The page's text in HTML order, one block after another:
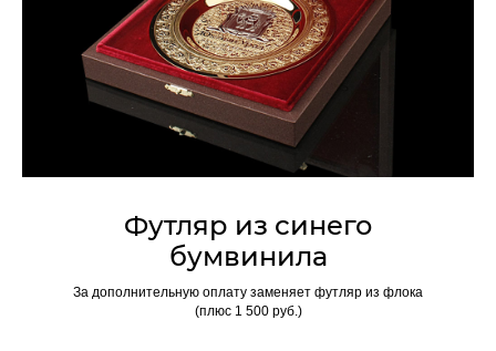
Футляр из синего
бумвинила
За дополнительную оплату заменяет футляр из флока
(плюс 1 500 руб.)